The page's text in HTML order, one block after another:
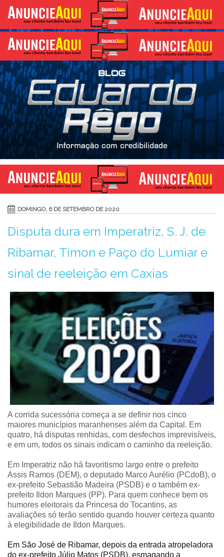
DOMINGO, 6 DE SETEMBRO DE 2020
Disputa dura em Imperatriz, S. J. de
Ribamar, Timon e Paço do Lumiar e
sinal de reeleição em Caxias
A corrida sucessória começa a se definir nos cinco
maiores municípios maranhenses além da Capital. Em
quatro, há disputas renhidas, com desfechos imprevisíveis,
e em um, todos os sinais indicam o caminho da reeleição.
Em Imperatriz não há favoritismo largo entre o prefeito
Assis Ramos (DEM), o deputado Marco Aurélio (PCdoB), o
ex-prefeito Sebastião Madeira (PSDB) e o também ex-
prefeito Ildon Marques (PP). Para quem conhece bem os
humores eleitorais da Princesa do Tocantins, as
avaliações só terão sentido quando houver certeza quanto
à elegibilidade de Ildon Marques.
Em São José de Ribamar, depois da entrada atropeladora
do ex-prefeito Júlio Matos (PSDB), esmagando a